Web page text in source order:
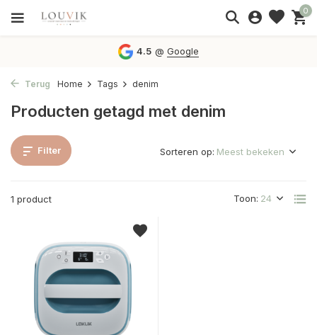
0
4.5 @Google
Terug Home Tags denim
Producten getagd met denim
Filter
1 product Toon:
Sorteren op: